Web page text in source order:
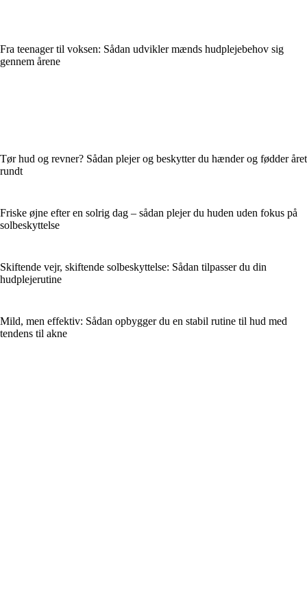
Fra teenager til voksen: Sådan udvikler mænds hudplejebehov sig
gennem årene
Tør hud og revner? Sådan plejer og beskytter du hænder og fødder året
rundt
Friske øjne efter en solrig dag – sådan plejer du huden uden fokus på
solbeskyttelse
Skiftende vejr, skiftende solbeskyttelse: Sådan tilpasser du din
hudplejerutine
Mild, men effektiv: Sådan opbygger du en stabil rutine til hud med
tendens til akne